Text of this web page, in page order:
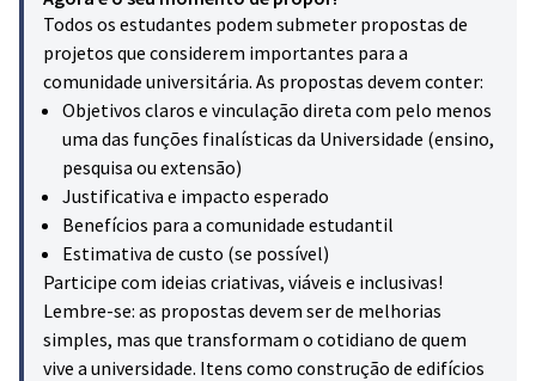
Todos os estudantes podem submeter propostas de
projetos que considerem importantes para a
comunidade universitária. As propostas devem conter:
Objetivos claros e vinculação direta com pelo menos
uma das funções finalísticas da Universidade (ensino,
pesquisa ou extensão)
Justificativa e impacto esperado
Benefícios para a comunidade estudantil
Estimativa de custo (se possível)
Participe com ideias criativas, viáveis e inclusivas!
Lembre-se: as propostas devem ser de melhorias
simples, mas que transformam o cotidiano de quem
vive a universidade. Itens como construção de edifícios